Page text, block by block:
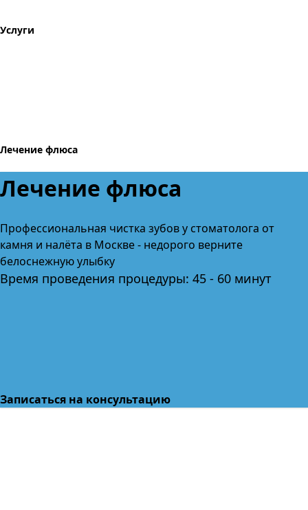
Услуги
Лечение флюса
Лечение флюса
Профессиональная чистка зубову стоматолога от
камня и налёта в Москве- недорого верните
белоснежную улыбку
Время проведения процедуры: 45 - 60 минут
Записаться на консультацию